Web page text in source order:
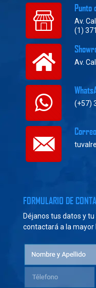
Punto
Av.
(1)
Av.
(+57)
Correo
FORMULARIO DE
Déjanos tus datos y
contactará a la mayor